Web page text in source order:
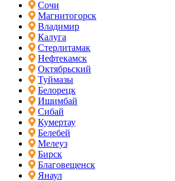
Сочи
Магнитогорск
Владимир
Калуга
Стерлитамак
Нефтекамск
Октябрьский
Туймазы
Белорецк
Ишимбай
Сибай
Кумертау
Белебей
Мелеуз
Бирск
Благовещенск
Янаул